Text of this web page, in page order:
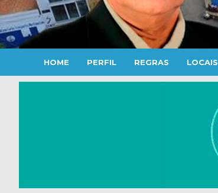
HOME PERFIL REGRAS LOCAIS